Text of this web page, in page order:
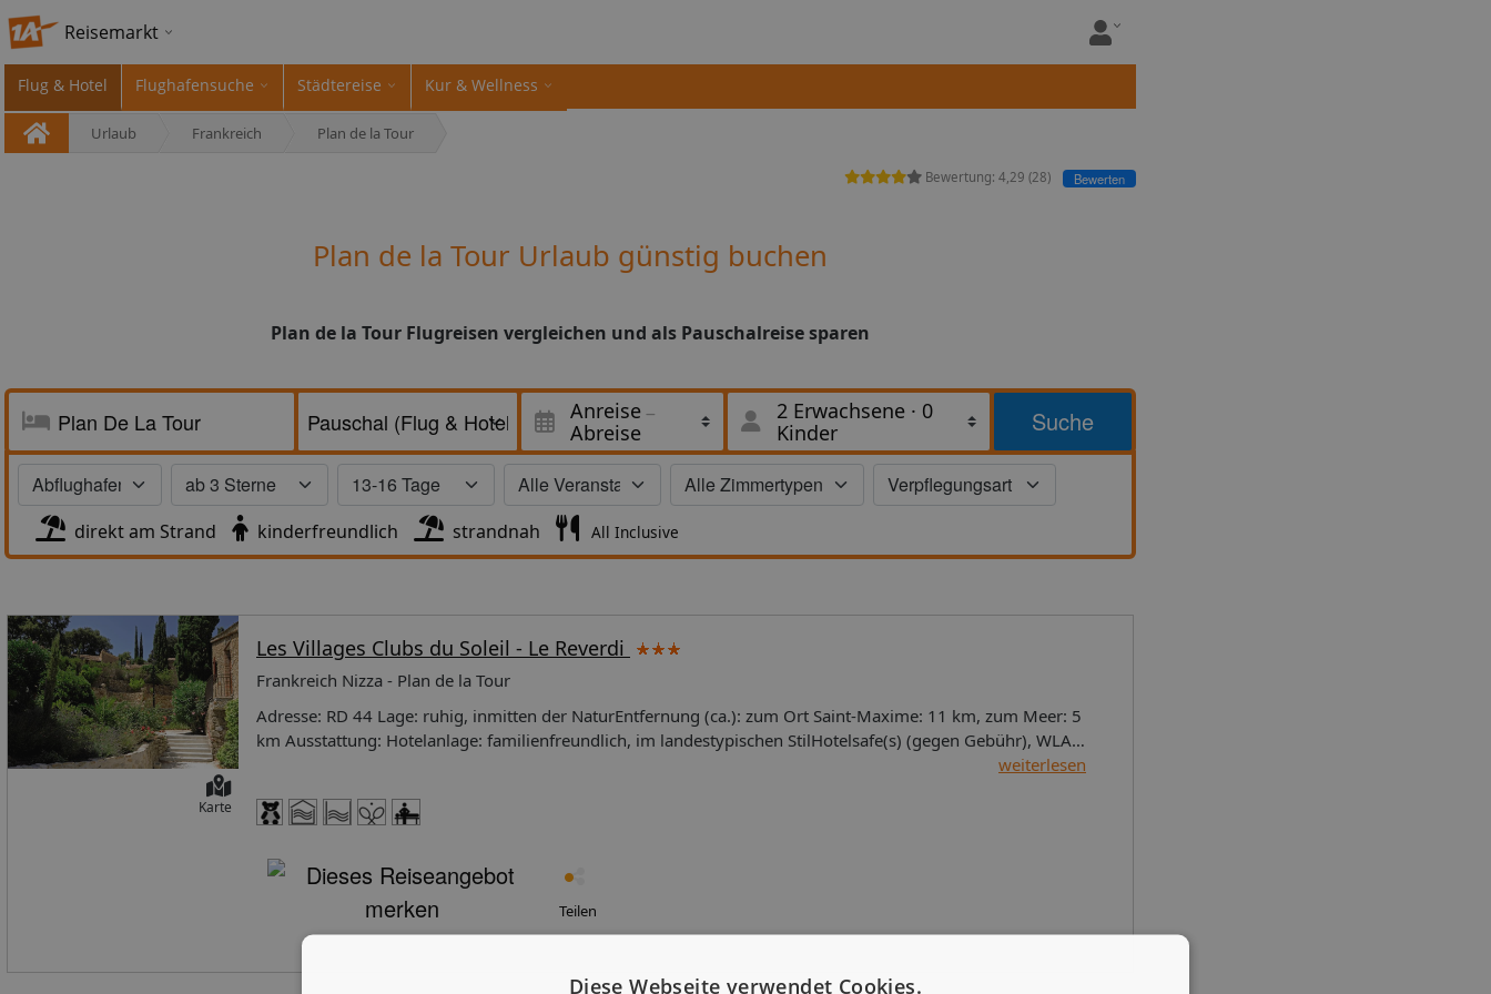
Reisemarkt
Flug & Hotel Flughafensuche Städtereise Kur & Wellness
Urlaub Frankreich Plan de la Tour
Bewertung: 4,29 (28) Bewerten
Plan de la Tour Urlaub günstig buchen
Plan de la Tour Flugreisen vergleichen und als Pauschalreise sparen
Anreise
Abreise
2 Erwachsene · 0
Kinder
Suche
direkt am Strand kinderfreundlich strandnah All Inclusive
Karte
Les Villages Clubs du Soleil - Le Reverdi
Frankreich Nizza - Plan de la Tour
Adresse: RD 44 Lage: ruhig, inmitten der NaturEntfernung (ca.): zum Ort Saint-Maxime: 11 km, zum Meer: 5
km Ausstattung: Hotelanlage: familienfreundlich, im landestypischen StilHotelsafe(s) (gegen Gebühr), WLAN
Verfügbarkeit): am Swimmingpool (inklusive)Sonnenschirme (nach Verfügbarkeit): am Swimmingpool
MastercardKurtaxe Erwachsene: Gebühr pro Person/Tag (ca.): 0,49 EURKurtaxe Kinder: Gebühr pro
Person/Tag (ca.): 0,49 EUR, von 13 bis 17 JahrenKaution: 230 EUR pro Aufenthaltkeine Hunde erlaubtCheck-
in ab 17:00 UhrCheck-out bis 10:00 Uhr Kinder: Anzahl Kinderpools: 1Spielplatz: Anzahl Spielplätze:
1Miniclub Miniclub (inklusive), von 1 bis 5 Jahren, Öffnungszeitraum: von 29-06 bis 31-08, 6 Tage pro
bis 10 Jahren, Öffnungszeitraum: von 29-06 bis 31-08, 6 Tage pro Woche (Montag, Dienstag, Mittwoch,
weiterlesen
Teilen
Diese Webseite verwendet Cookies.